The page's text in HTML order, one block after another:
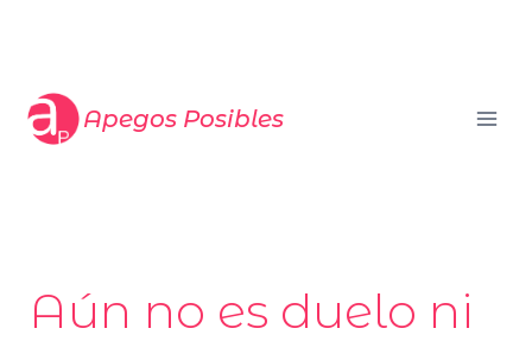
Apegos Posibles
Aún no es duelo ni